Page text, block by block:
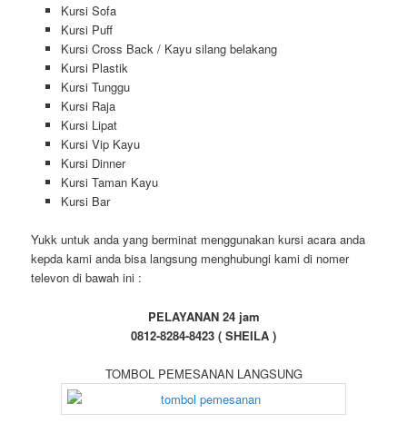
Kursi Sofa
Kursi Puff
Kursi Cross Back / Kayu silang belakang
Kursi Plastik
Kursi Tunggu
Kursi Raja
Kursi Lipat
Kursi Vip Kayu
Kursi Dinner
Kursi Taman Kayu
Kursi Bar
Yukk untuk anda yang berminat menggunakan kursi acara anda
kepda kami anda bisa langsung menghubungi kami di nomer
televon di bawah ini :
PELAYANAN 24 jam
0812-8284-8423 ( SHEILA )
TOMBOL PEMESANAN LANGSUNG